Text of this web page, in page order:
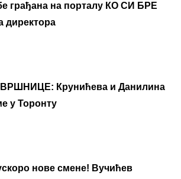
грађана на порталу КО СИ БРЕ
директора
Крунићева и Данилина
у Торонту
нове смене! Вучићев